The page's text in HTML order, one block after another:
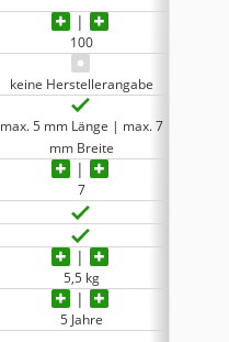
100
keine Herstellerangabe
max. 5 mm Länge | max. 7
mm Breite
7
5,5 kg
5 Jahre